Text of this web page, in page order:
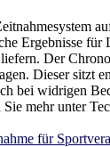
Ergebnisse
Der
Dieser sitzt
bei widrigen
mehr unter